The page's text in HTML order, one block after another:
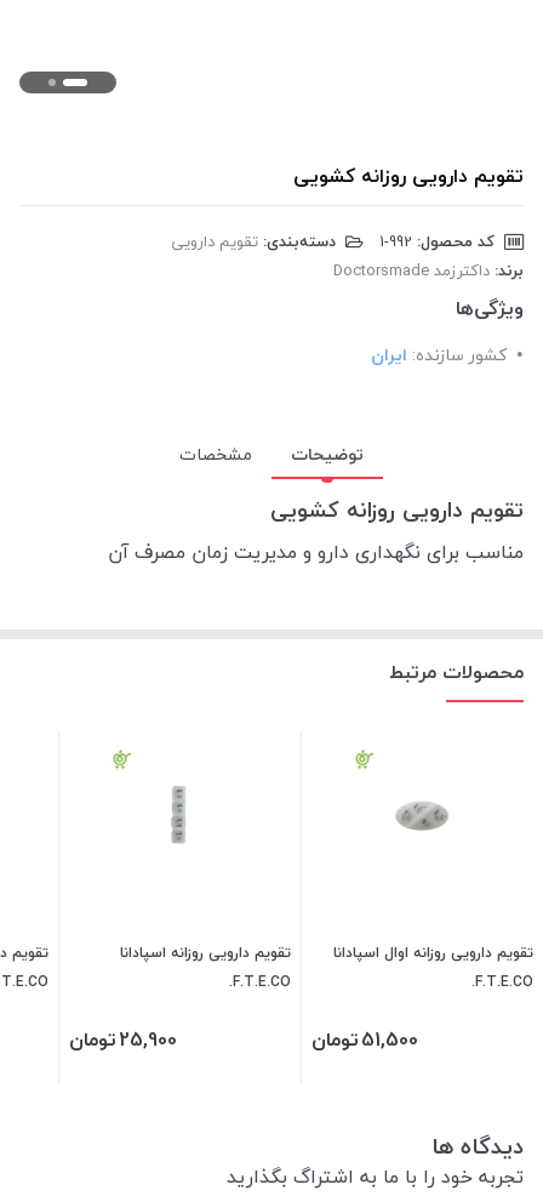
تقویم دارویی روزانه کشویی
کد محصول: دسته‌بندی: تقویم دارویی
برند: داکترزمد Doctorsmade
ویژگی‌ها
کشور سازنده: ایران
توضیحات مشخصات
تقویم دارویی روزانه کشویی
مناسب برای نگهداری دارو و مدیریت زمان مصرف آن
محصولات مرتبط
تقویم دارویی روزانه اوال اسپادانا
F.T.E.CO.
51,500تومان
تقویم دارویی روزانه اسپادانا
F.T.E.CO.
25,900تومان
تقویم
دیدگاه ها
تجربه خود را با ما به اشتراگ بگذارید